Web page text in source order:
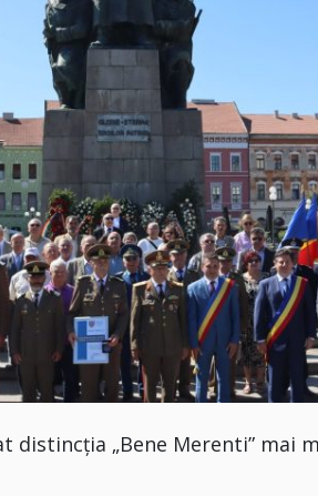
distincția „Bene Merenti” mai